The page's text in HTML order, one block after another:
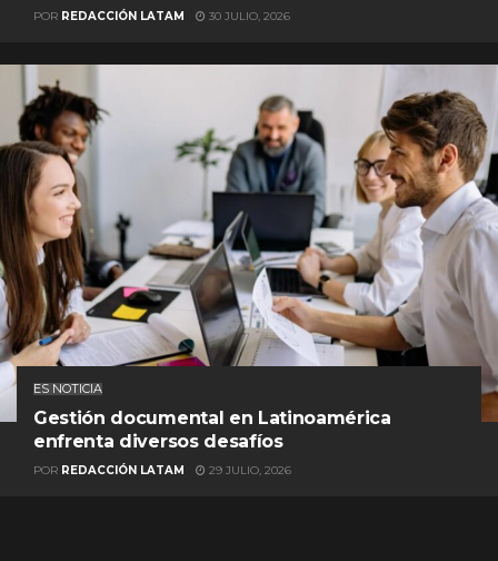
POR REDACCIÓN LATAM 30 JULIO, 2026
ES NOTICIA
Gestión documental en Latinoamérica
enfrenta diversos desafíos
POR REDACCIÓN LATAM 29 JULIO, 2026